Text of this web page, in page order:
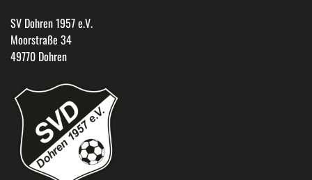
SV Dohren 1957 e.V.
Moorstraße 34
49770 Dohren